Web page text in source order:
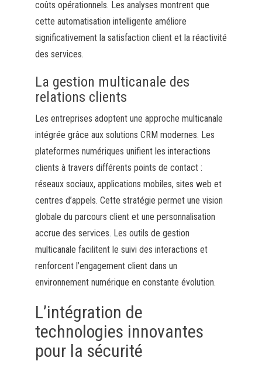
coûts opérationnels. Les analyses montrent que
cette automatisation intelligente améliore
significativement la satisfaction client et la réactivité
des services.
La gestion multicanale des
relations clients
Les entreprises adoptent une approche multicanale
intégrée grâce aux solutions CRM modernes. Les
plateformes numériques unifient les interactions
clients à travers différents points de contact :
réseaux sociaux, applications mobiles, sites web et
centres d’appels. Cette stratégie permet une vision
globale du parcours client et une personnalisation
accrue des services. Les outils de gestion
multicanale facilitent le suivi des interactions et
renforcent l’engagement client dans un
environnement numérique en constante évolution.
L’intégration de
technologies innovantes
pour la sécurité